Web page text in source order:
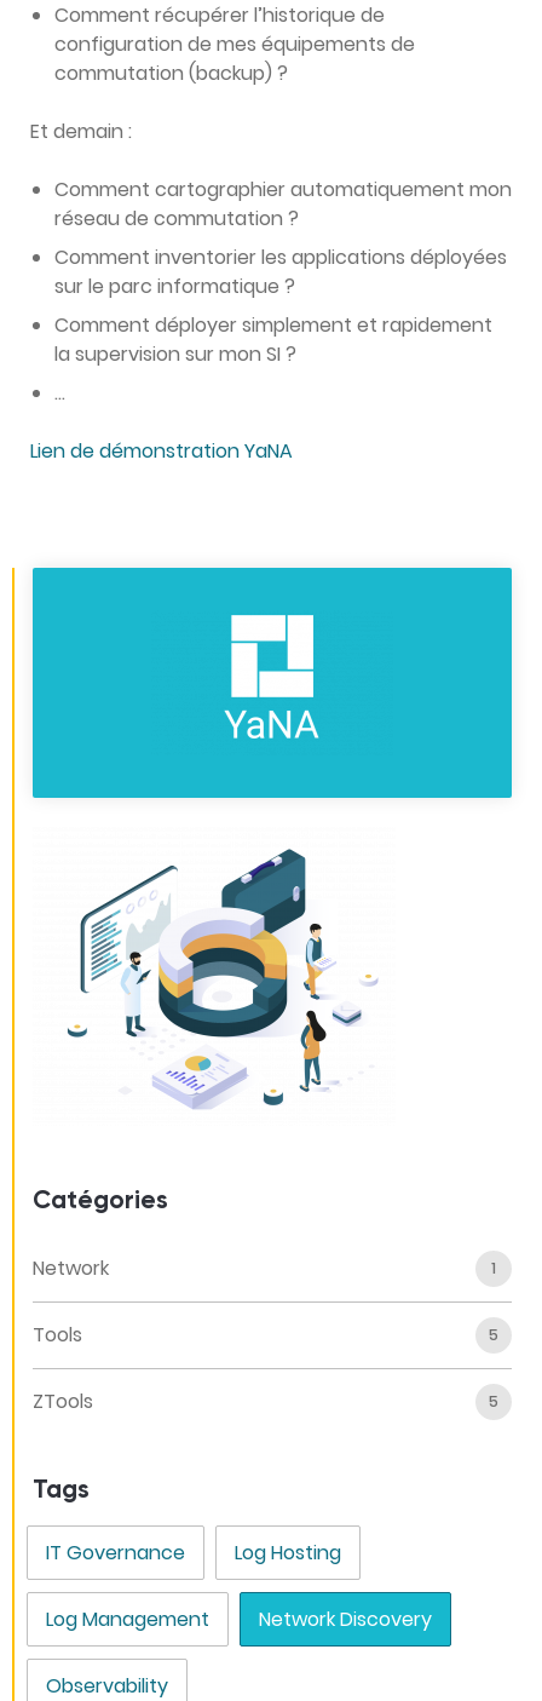
Comment récupérer l’historique de
configuration de mes équipements de
commutation (backup) ?
Et demain :
Comment cartographier automatiquement mon
réseau de commutation ?
Comment inventorier les applications déployées
sur le parc informatique ?
Comment déployer simplement et rapidement
la supervision sur mon SI ?
…
Lien de démonstration YaNA
Catégories
Network 1
Tools 5
ZTools 5
Tags
IT Governance Log Hosting
Log Management Network Discovery
Observability